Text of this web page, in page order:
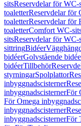
sitsReservdelar för WC-
toaletterReservdelar för
toaletterReservdelar för
toaletterComfort WC-
sitsReservdelar för WC-
sittringBidéer
bidéerGolvstående
bidéerTillbehör
styrningarSpolplattor
inbyggnadscisterner
inbyggnadscisternerFör
För Omega
inbyggnadscisterner
inbyggnadscisternerFör